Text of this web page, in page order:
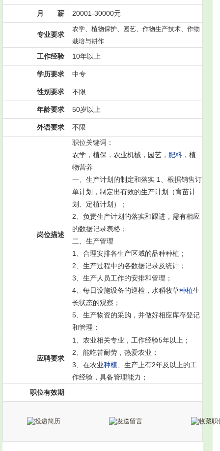
月 薪 20001-30000元
专业要求
农学、植物保护、园艺、作物生产技术、作物
栽培与耕作
工作经验 10年以上
学历要求 中专
性别要求 不限
年龄要求 50岁以上
外语要求 不限
岗位描述
职位关键词：
农学，植保，农业机械，园艺， 肥料 ，植
物营养
一、生产计划的制定和落实 1、根据销售订
单计划，制定出有效的生产计划（育苗计
划、定植计划）；
2、负责生产计划的落实和跟进，需有相应
的数据记录表格；
二、生产管理
1、合理安排各生产区域的品种种植；
2、生产过程中的各数据记录及统计；
3、生产人员工作的安排和管理；
4、每日设施设备的巡检，水稻牧草种植生
长状态的观察；
5、生产物资的采购，并做好相应库存登记
和管理；
应聘要求
1、农业相关专业，工作经验5年以上；
2、能吃苦耐劳，热爱农业；
3、在农业种植 、生产上有2年及以上的工
作经验，具备管理能力；
职位有效期